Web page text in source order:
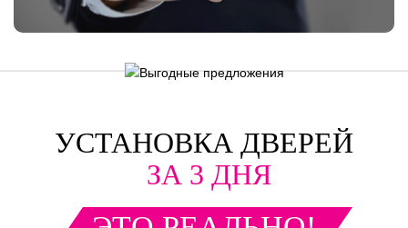
УСТАНОВКА ДВЕРЕЙ
ЗА 3 ДНЯ